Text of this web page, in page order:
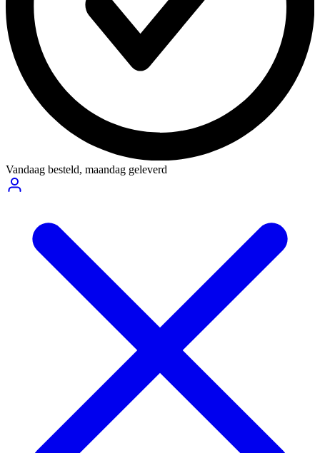
Vandaag besteld, maandag geleverd